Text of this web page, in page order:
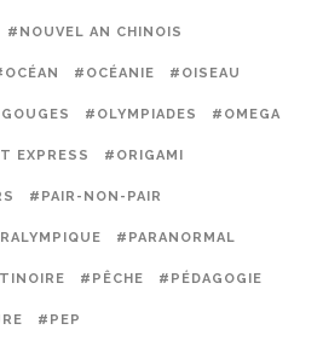
#NOUVEL AN CHINOIS
#OCÉANIE #OISEAU
#OLYMPIADES #OMEGA
EXPRESS #ORIGAMI
#PAIR-NON-PAIR
#PARANORMAL
#PÊCHE #PÉDAGOGIE
#PEP